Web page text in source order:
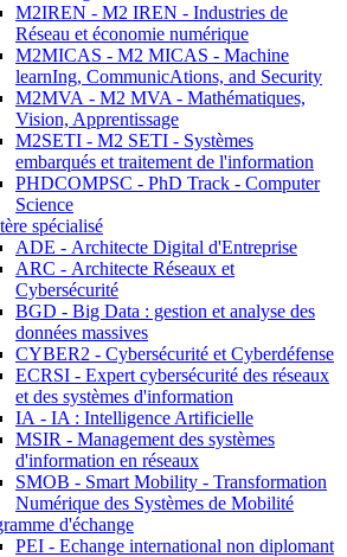
M2IREN - M2 IREN - Industries de
Réseau et économie numérique
M2MICAS - M2 MICAS - Machine
learnIng, CommunicAtions, and Security
M2MVA - M2 MVA - Mathématiques,
Vision, Apprentissage
M2SETI - M2 SETI - Systèmes
embarqués et traitement de l'information
PHDCOMPSC - PhD Track - Computer
Science
spécialisé
ADE - Architecte Digital d'Entreprise
ARC - Architecte Réseaux et
Cybersécurité
BGD - Big Data : gestion et analyse des
données massives
CYBER2 - Cybersécurité et Cyberdéfense
ECRSI - Expert cybersécurité des réseaux
et des systèmes d'information
IA - IA : Intelligence Artificielle
MSIR - Management des systèmes
d'information en réseaux
SMOB - Smart Mobility - Transformation
Numérique des Systèmes de Mobilité
d'échange
PEI - Echange international non diplomant